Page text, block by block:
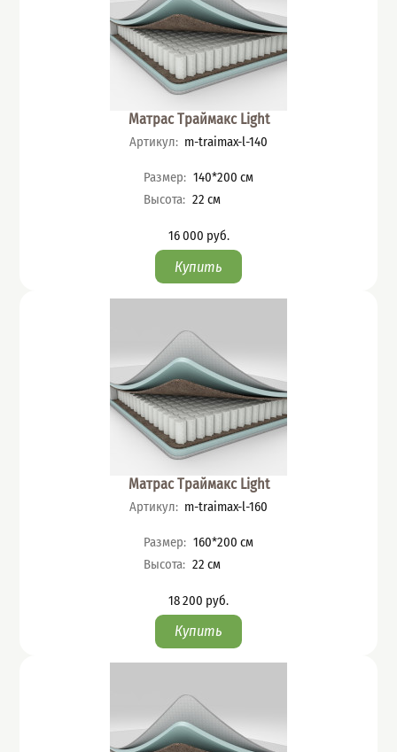
Матрас Траймакс Light
Артикул: m-traimax-l-140
Характеристики
Размер: 140*200 см
Высота: 22 см
Цена
16 000 руб.
Матрас Траймакс Light
Артикул: m-traimax-l-160
Характеристики
Размер: 160*200 см
Высота: 22 см
Цена
18 200 руб.